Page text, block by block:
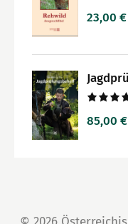
mit
23,00 €
mit
85,00 €